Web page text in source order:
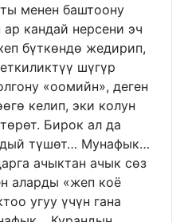
менен баштоону
кандай нерсени эч
бүткөндө жедирип,
шүгүр
«оомийн», деген
келип, эки колун
Бирок ал да
түшөт… Мунафык…
ачыктан ачык сөз
аларды «жеп коё
угуу үчүн гана